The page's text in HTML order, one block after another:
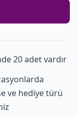
20 adet vardır
ve hediye türü